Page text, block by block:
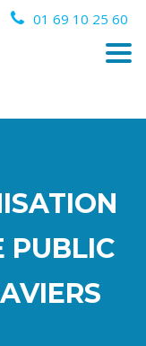
01 69 10 25 60
PUBLIC